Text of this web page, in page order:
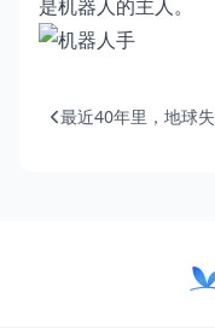
是机器人的主人。
最近40年里，地球